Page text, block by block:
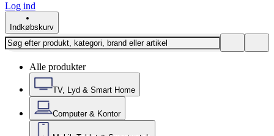
Log ind
Indkøbskurv
Alle produkter
TV, Lyd & Smart Home
Computer & Kontor